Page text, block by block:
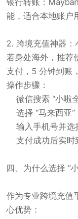
银行转账：
能，适合本地账户
2. 跨境充值神器：
若身处海外，推荐
支付，5 分钟到账
操作步骤：
微信搜索 “小啦
选择 “马来西亚”
输入手机号并选
支付成功后实时
四、为什么选择 “
作为专业跨境充值
心优势：